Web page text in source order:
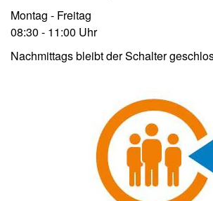
Montag - Freitag
08:30 - 11:00 Uhr
Nachmittags bleibt der Schalter